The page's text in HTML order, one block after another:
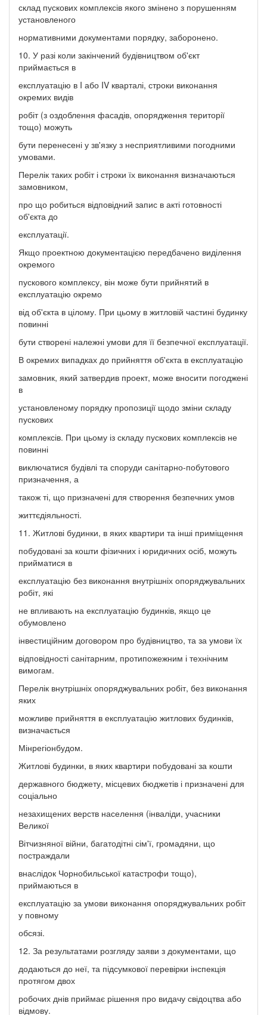
склад пускових комплексів якого змінено з порушенням
установленого
нормативними документами порядку, заборонено.
10. У разі коли закінчений будівництвом об'єкт
приймається в
експлуатацію в I або IV кварталі, строки виконання
окремих видів
робіт (з оздоблення фасадів, опорядження території
тощо) можуть
бути перенесені у зв'язку з несприятливими погодними
умовами.
Перелік таких робіт і строки їх виконання визначаються
замовником,
про що робиться відповідний запис в акті готовності
об'єкта до
експлуатації.
Якщо проектною документацією передбачено виділення
окремого
пускового комплексу, він може бути прийнятий в
експлуатацію окремо
від об'єкта в цілому. При цьому в житловій частині будинку
повинні
бути створені належні умови для її безпечної експлуатації.
В окремих випадках до прийняття об'єкта в експлуатацію
замовник, який затвердив проект, може вносити погоджені
в
установленому порядку пропозиції щодо зміни складу
пускових
комплексів. При цьому із складу пускових комплексів не
повинні
виключатися будівлі та споруди санітарно-побутового
призначення, а
також ті, що призначені для створення безпечних умов
життєдіяльності.
11. Житлові будинки, в яких квартири та інші приміщення
побудовані за кошти фізичних і юридичних осіб, можуть
прийматися в
експлуатацію без виконання внутрішніх опоряджувальних
робіт, які
не впливають на експлуатацію будинків, якщо це
обумовлено
інвестиційним договором про будівництво, та за умови їх
відповідності санітарним, протипожежним і технічним
вимогам.
Перелік внутрішніх опоряджувальних робіт, без виконання
яких
можливе прийняття в експлуатацію житлових будинків,
визначається
Мінрегіонбудом.
Житлові будинки, в яких квартири побудовані за кошти
державного бюджету, місцевих бюджетів і призначені для
соціально
незахищених верств населення (інваліди, учасники
Великої
Вітчизняної війни, багатодітні сім'ї, громадяни, що
постраждали
внаслідок Чорнобильської катастрофи тощо),
приймаються в
експлуатацію за умови виконання опоряджувальних робіт
у повному
обсязі.
12. За результатами розгляду заяви з документами, що
додаються до неї, та підсумкової перевірки інспекція
протягом двох
робочих днів приймає рішення про видачу свідоцтва або
відмову.